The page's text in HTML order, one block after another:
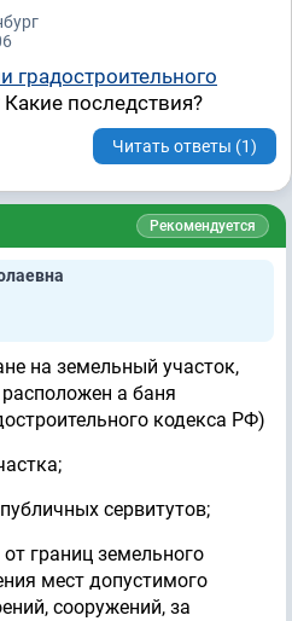
градостроительного
последствия?
Читать ответы (1)
Рекомендуется
на земельный участок,
а баня
кодекса РФ)
сервитутов;
границ земельного
мест допустимого
сооружений, за